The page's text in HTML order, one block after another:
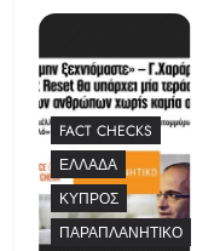
FACT CHECKS
ΕΛΛΆΔΑ
ΚΎΠΡΟΣ
ΠΑΡΑΠΛΑΝΗΤΙΚΌ